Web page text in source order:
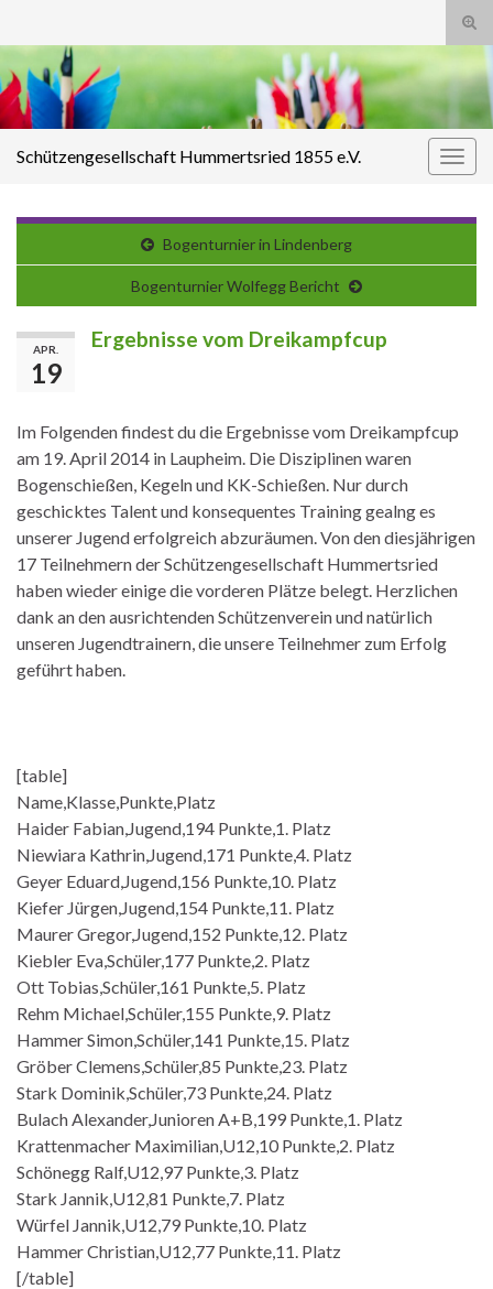
Search for:
Schützengesellschaft Hummertsried 1855 e.V.
Bogenturnier in Lindenberg
Bogenturnier Wolfegg Bericht
APR.
19
Ergebnisse vom Dreikampfcup
Im Folgenden findest du die Ergebnisse vom Dreikampfcup
am 19. April 2014 in Laupheim. Die Disziplinen waren
Bogenschießen, Kegeln und KK-Schießen. Nur durch
geschicktes Talent und konsequentes Training gealng es
unserer Jugend erfolgreich abzuräumen. Von den diesjährigen
17 Teilnehmern der Schützengesellschaft Hummertsried
haben wieder einige die vorderen Plätze belegt. Herzlichen
dank an den ausrichtenden Schützenverein und natürlich
unseren Jugendtrainern, die unsere Teilnehmer zum Erfolg
geführt haben.
[table]
Name,Klasse,Punkte,Platz
Haider Fabian,Jugend,194 Punkte,1. Platz
Niewiara Kathrin,Jugend,171 Punkte,4. Platz
Geyer Eduard,Jugend,156 Punkte,10. Platz
Kiefer Jürgen,Jugend,154 Punkte,11. Platz
Maurer Gregor,Jugend,152 Punkte,12. Platz
Kiebler Eva,Schüler,177 Punkte,2. Platz
Ott Tobias,Schüler,161 Punkte,5. Platz
Rehm Michael,Schüler,155 Punkte,9. Platz
Hammer Simon,Schüler,141 Punkte,15. Platz
Gröber Clemens,Schüler,85 Punkte,23. Platz
Stark Dominik,Schüler,73 Punkte,24. Platz
Bulach Alexander,Junioren A+B,199 Punkte,1. Platz
Krattenmacher Maximilian,U12,10 Punkte,2. Platz
Schönegg Ralf,U12,97 Punkte,3. Platz
Stark Jannik,U12,81 Punkte,7. Platz
Würfel Jannik,U12,79 Punkte,10. Platz
Hammer Christian,U12,77 Punkte,11. Platz
[/table]